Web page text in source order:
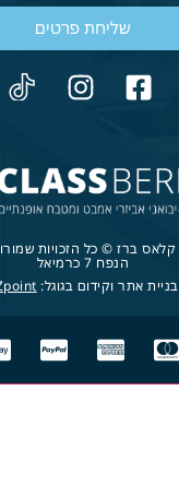
שליחת פרטים
קלאס ברז © כל הזכויות
הנפח 7 כרמיאל
בניית אתר וקידום בגוגל: